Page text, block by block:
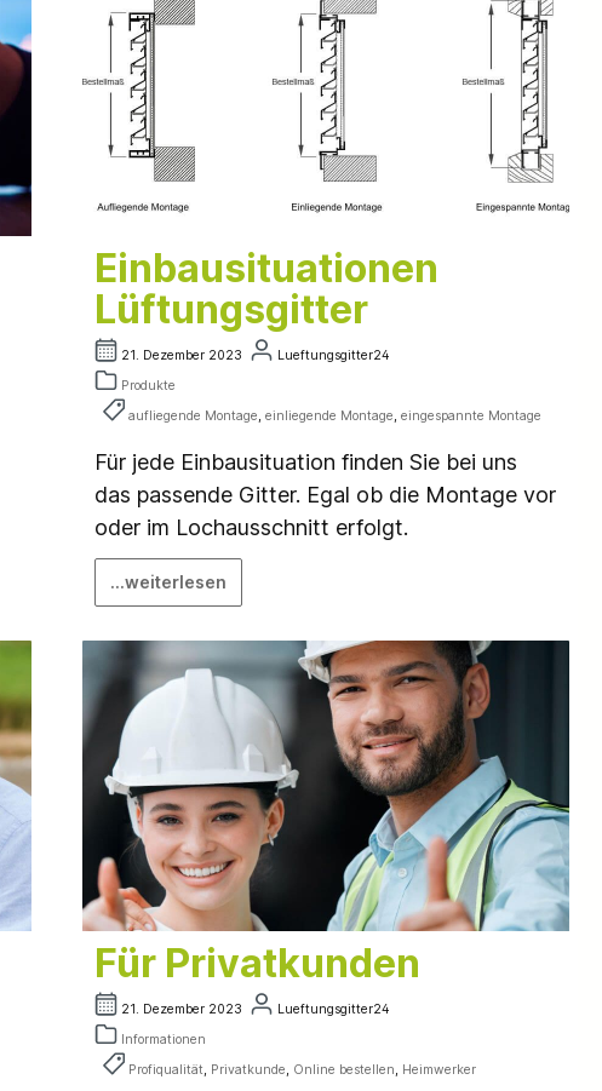
Einbausituationen
Lüftungsgitter
21. Dezember 2023
Lueftungsgitter24
Produkte
aufliegende Montage,einliegende Montage,eingespannte Montage
Für jede Einbausituation finden Sie bei uns
das passende Gitter. Egal ob die Montage vor
oder im Lochausschnitt erfolgt.
...weiterlesen
Für Privatkunden
21. Dezember 2023
Lueftungsgitter24
Informationen
Profiqualität, Privatkunde, Online bestellen, Heimwerker